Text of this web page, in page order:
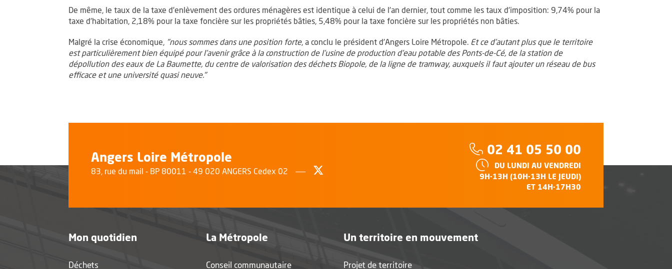
De même, le taux de la taxe d’enlèvement des ordures ménagères est identique à celui de l’an dernier, tout comme les taux d’imposition: 9,74% pour la
taxe d’habitation, 2,18% pour la taxe foncière sur les propriétés bâties, 5,48% pour la taxe foncière sur les propriétés non bâties.
Malgré la crise économique, "nous sommes dans une position forte, a conclu le président d’Angers Loire Métropole. Et ce d’autant plus que le territoire
est particulièrement bien équipé pour l’avenir grâce à la construction de l’usine de production d’eau potable des Ponts-de-Cé, de la station de
dépollution des eaux de La Baumette, du centre de valorisation des déchets Biopole, de la ligne de tramway, auxquels il faut ajouter un réseau de bus
efficace et une université quasi neuve."
Angers Loire Métropole
83, rue du mail - BP 80011 - 49 020 ANGERS Cedex 02
Téléphone :
02 41 05 50 00
HORAIRES :
DU LUNDI AU VENDREDI
9H-13H (10H-13H LE JEUDI)
ET 14H-17H30
Mon quotidien
Déchets
La Métropole
Conseil communautaire
Un territoire en mouvement
Projet de territoire